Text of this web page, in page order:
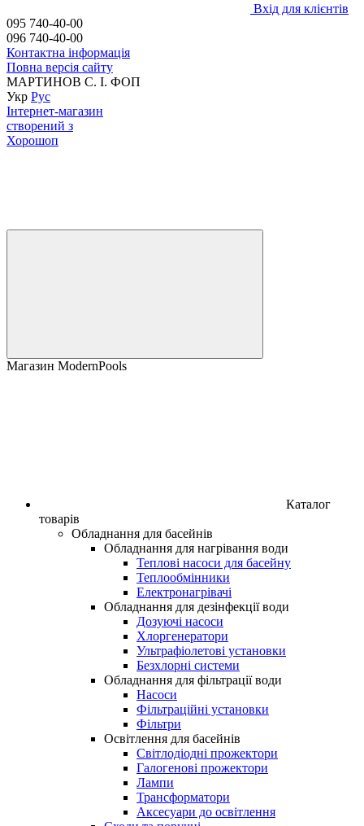
Вхід для клієнтів
095 740-40-00
096 740-40-00
Контактна інформація
Повна версія сайту
МАРТИНОВ С. I. ФОП
Укр Рус
Інтернет-магазин
створений з
Хорошоп
Магазин ModernPools
Каталог
товарів
Обладнання для басейнів
Обладнання для нагрівання води
Теплові насоси для басейну
Теплообмінники
Електронагрівачі
Обладнання для дезінфекції води
Дозуючі насоси
Хлоргенератори
Ультрафіолетові установки
Безхлорні системи
Обладнання для фільтрації води
Насоси
Фільтраційні установки
Фільтри
Освітлення для басейнів
Світлодіодні прожектори
Галогенові прожектори
Лампи
Трансформатори
Аксесуари до освітлення